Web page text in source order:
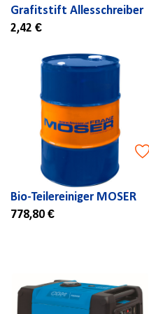
Grafitstift Allesschreiber
2,42 €
Bio-Teilereiniger MOSER
778,80 €